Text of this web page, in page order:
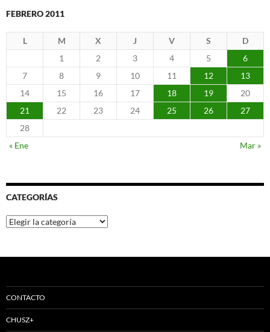
FEBRERO 2011
L M X J V S
D
1
2 3 4 5
6
7
8 9 10 11 12
13
14
15 16 17 18 19
20
21
22 23 24 25 26
27
28
« Ene
Mar »
CATEGORÍAS
Categorías
CONTACTO
CHUSZ+